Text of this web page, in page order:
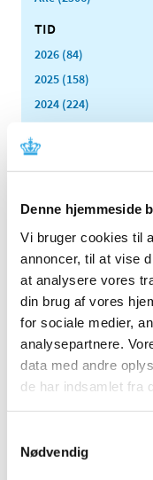
Denne hjemmeside
Vi bruger cookies til
annoncer, til at vise
at analysere vores
din brug af vores
for sociale medier,
analysepartnere.
data med andre
de har indsamlet fra
Nødvendig
TID
2026 (84)
2025 (158)
2024 (224)
2022 (197)
2020 (263)
november (33)
oktober (20)
september (20)
august (17)
juli (11)
juni (21)
maj (21)
april (24)
februar (12)